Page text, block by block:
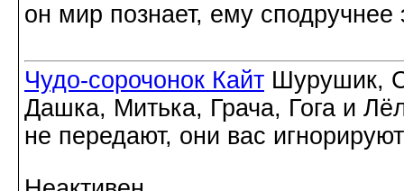
он мир познает, ему
Чудо-сорочонок Кайт Шурушик,
Дашка, Митька, Грача, Гога и
не передают, они вас игнорируют